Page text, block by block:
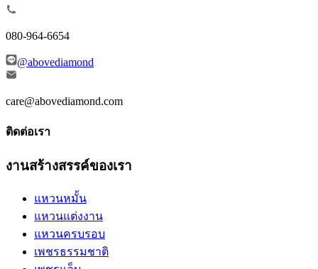
080-964-6654
@abovediamond
care@abovediamond.com
ติดต่อเรา
งานสร้างสรรค์ของเรา
แหวนหมั้น
แหวนแต่งงาน
แหวนครบรอบ
เพชรธรรมชาติ